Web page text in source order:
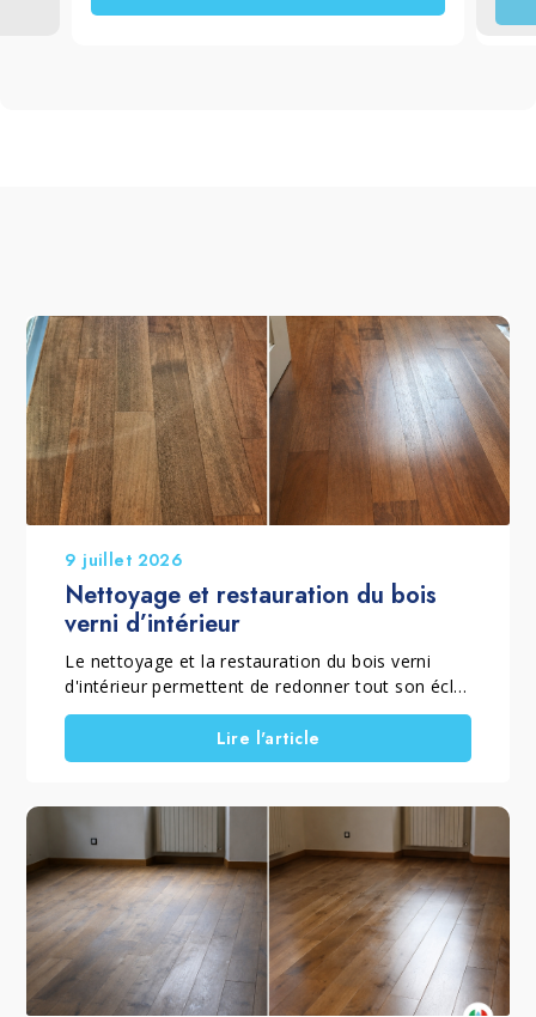
9 juillet 2026
Nettoyage et restauration du bois
verni d’intérieur
Le nettoyage et la restauration du bois verni
d'intérieur permettent de redonner tout son éclat
à un parquet verni mat ou brillant qui a perdu sa
brillance, son homogénéité et sa couleur à cause
de l'usure quotidienne. Lorsque le vernis est
ponçage complet, il est possible de rénover un
parquet sans poncer grâce à un traitement
spécifique qui élimine le grisaillement superficiel,
ravive le bois et restaure la protection de la
finition. Ce traitement convient aussi bien aux
parquets vernis brillants qu'aux parquets vernis
mats, en choisissant le procédé adapté à la
finition d'origine. C'est pourquoi Marbec a
Lire l'article